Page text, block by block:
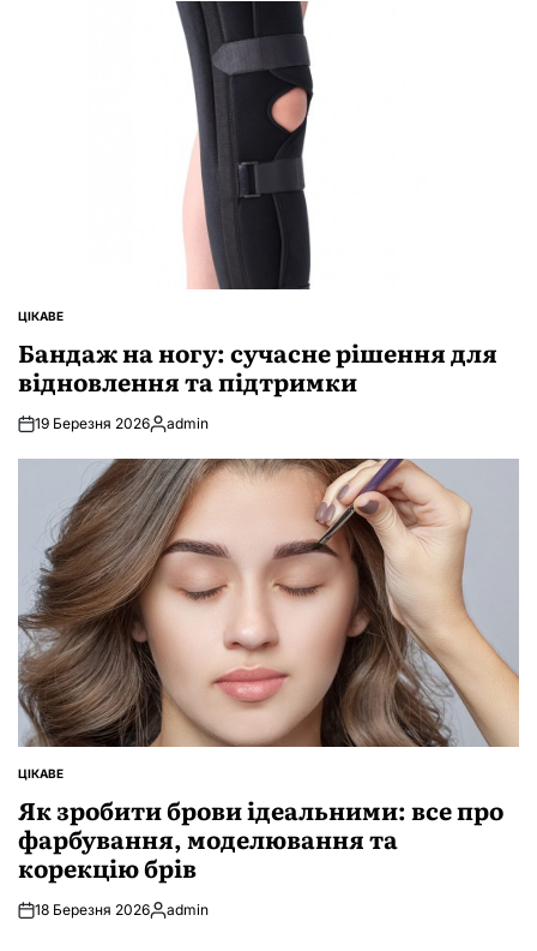
ОПУБЛІКУВАТИ
ЦІКАВЕ
Бандаж на ногу: сучасне рішення для
відновлення та підтримки
19 Березня 2026Опубліковано
admin
ОПУБЛІКУВАТИ
ЦІКАВЕ
Як зробити брови ідеальними: все про
фарбування, моделювання та
корекцію брів
18 Березня 2026Опубліковано
admin